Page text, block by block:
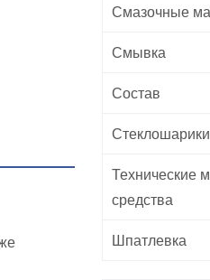
Смазочные
Смывка
Состав
Стеклошарики
Технические
средства
Шпатлевка